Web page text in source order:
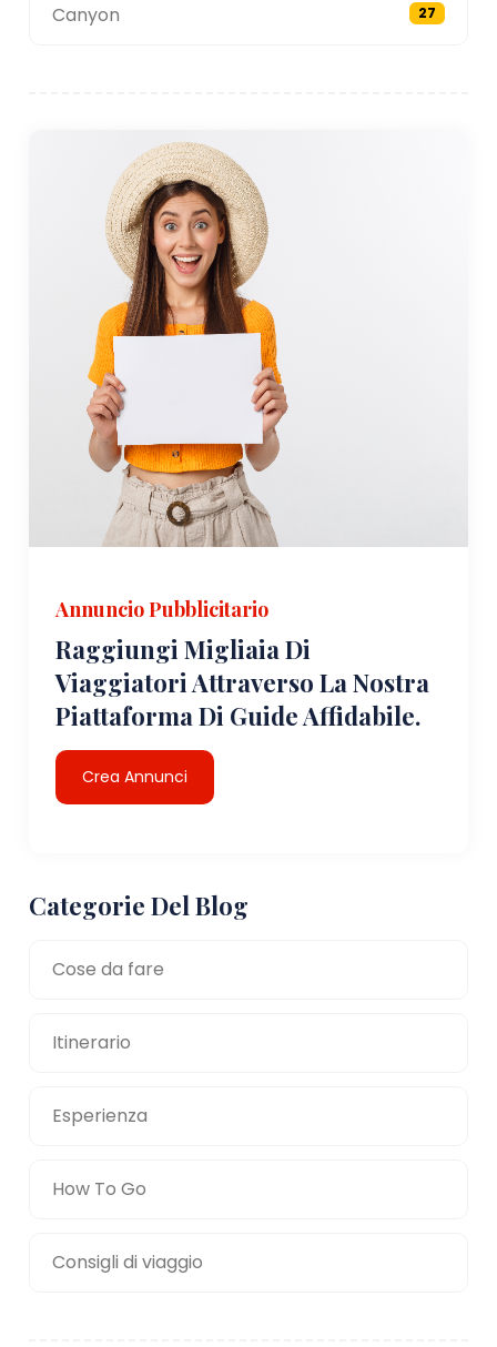
Canyon 27
Annuncio Pubblicitario
Raggiungi Migliaia Di
Viaggiatori Attraverso La Nostra
Piattaforma Di Guide Affidabile.
Crea Annunci
Categorie Del Blog
Cose da fare
Itinerario
Esperienza
How To Go
Consigli di viaggio